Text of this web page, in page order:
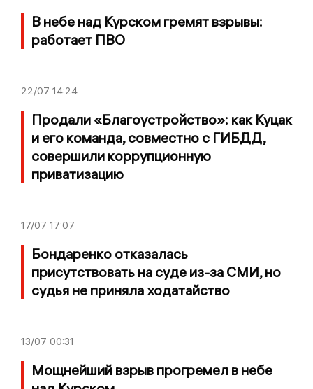
В небе над Курском гремят взрывы:
работает ПВО
22/07 14:24
Продали «Благоустройство»: как Куцак
и его команда, совместно с ГИБДД,
совершили коррупционную
приватизацию
17/07 17:07
Бондаренко отказалась
присутствовать на суде из-за СМИ, но
судья не приняла ходатайство
13/07 00:31
Мощнейший взрыв прогремел в небе